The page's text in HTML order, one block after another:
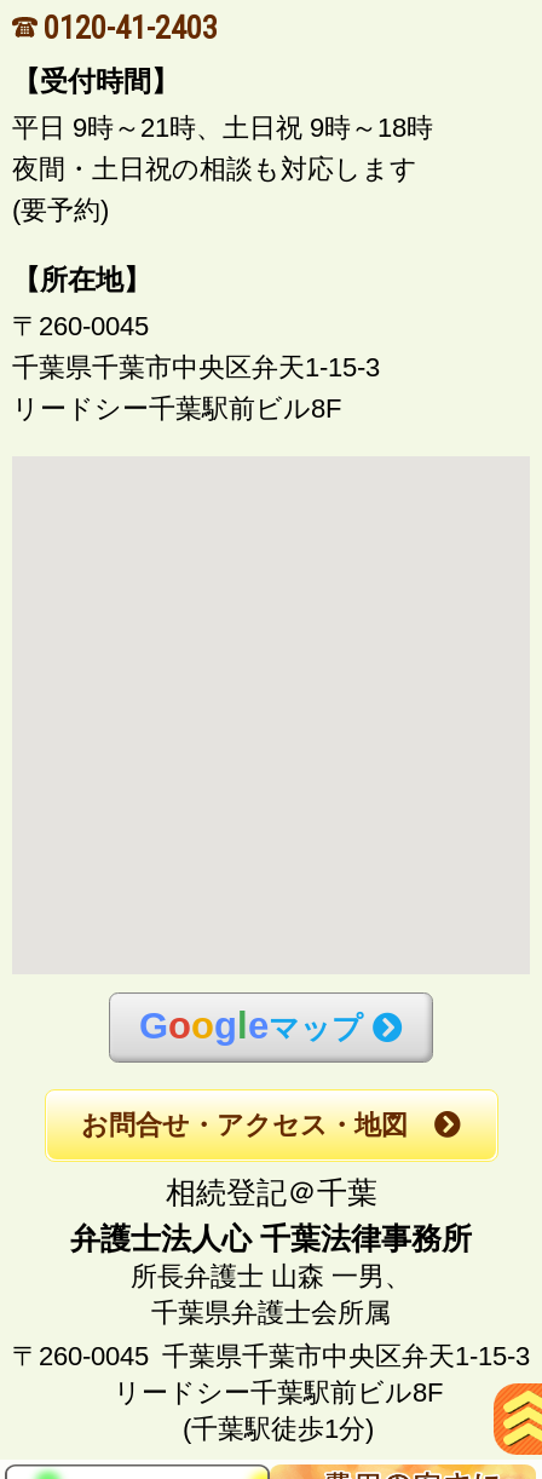
0120-41-2403
【受付時間】
平日 9時～21時、土日祝 9時～18時
夜間・土日祝の相談も対応します
(要予約)
【所在地】
〒260-0045
千葉県千葉市中央区弁天1-15-3
リードシー千葉駅前ビル8F
Goog eマップ
お問合せ・アクセス・地図
相続登記＠千葉
弁護士法人心 千葉法律事務所
所長弁護士 山森 一男、
千葉県弁護士会所属
〒260-0045 千葉県千葉市中央区弁天1-15-3
リードシー千葉駅前ビル8F
(千葉駅徒歩1分)